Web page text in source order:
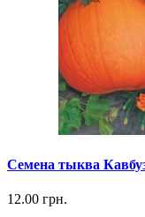
Семена тыква
12.00 грн.